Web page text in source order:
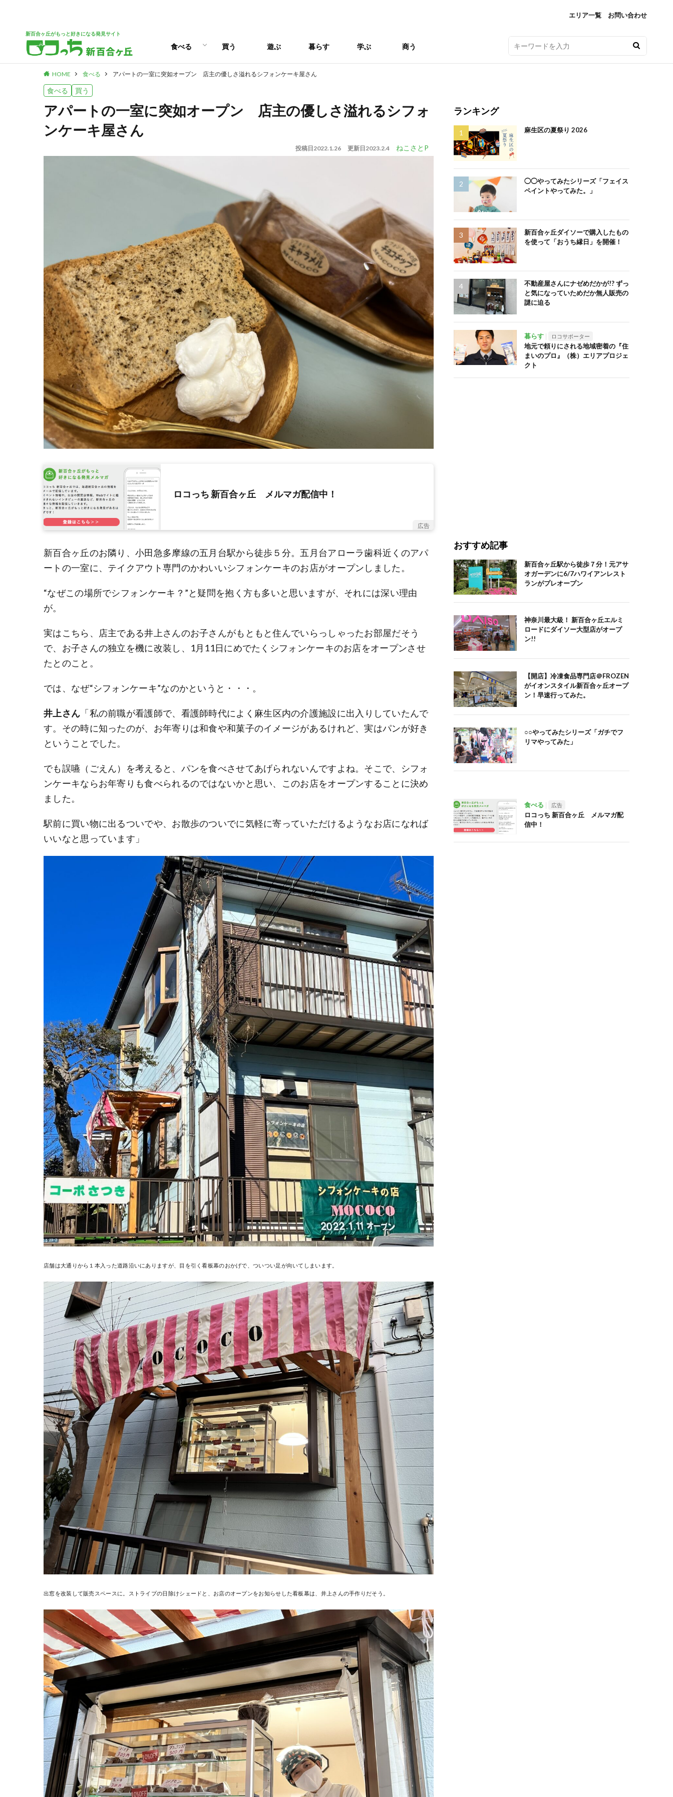
エリア一覧 お問い合わせ
新百合ヶ丘がもっと好きになる発見サイト
食べる
ランチ
スイーツ
買う 遊ぶ 暮らす 学ぶ 商う
HOME 食べる アパートの一室に突如オープン 店主の優しさ溢れるシフォンケーキ屋さん
食べる 買う
アパートの一室に突如オープン 店主の優しさ溢れるシフォ
ンケーキ屋さん
投稿日2022.1.26 更新日2023.2.4 ねこさとP
ロコっち 新百合ヶ丘 メルマガ配信中！
広告
新百合ヶ丘のお隣り、小田急多摩線の五月台駅から徒歩５分。五月台アローラ歯科近くのアパ
ートの一室に、テイクアウト専門のかわいいシフォンケーキのお店がオープンしました。
“なぜこの場所でシフォンケーキ？”と疑問を抱く方も多いと思いますが、それには深い理由
が。
実はこちら、店主である井上さんのお子さんがもともと住んでいらっしゃったお部屋だそう
で、お子さんの独立を機に改装し、1月11日にめでたくシフォンケーキのお店をオープンさせ
たとのこと。
では、なぜ“シフォンケーキ”なのかというと・・・。
井上さん 「私の前職が看護師で、看護師時代によく麻生区内の介護施設に出入りしていたんで
す。その時に知ったのが、お年寄りは和食や和菓子のイメージがあるけれど、実はパンが好き
ということでした。
でも誤嚥（ごえん）を考えると、パンを食べさせてあげられないんですよね。そこで、シフォ
ンケーキならお年寄りも食べられるのではないかと思い、このお店をオープンすることに決め
ました。
駅前に買い物に出るついでや、お散歩のついでに気軽に寄っていただけるようなお店になれば
いいなと思っています」
店舗は大通りから１本入った道路沿いにありますが、目を引く看板幕のおかげで、ついつい足が向いてしまいます。
出窓を改装して販売スペースに。ストライプの日除けシェードと、お店のオープンをお知らせした看板幕は、井上さんの手作りだそう。
ランキング
麻生区の夏祭り 2026
◯◯やってみたシリーズ「フェイス
ペイントやってみた。」
新百合ヶ丘ダイソーで購入したもの
を使って「おうち縁日」を開催！
不動産屋さんにナゼめだかが!? ずっ
と気になっていためだか無人販売の
謎に迫る
暮らす ロコサポーター
地元で頼りにされる地域密着の『住
まいのプロ』（株）エリアプロジェ
クト
おすすめ記事
新百合ヶ丘駅から徒歩７分！元アサ
オガーデンに6/7ハワイアンレスト
ランがプレオープン
神奈川最大級！ 新百合ヶ丘エルミ
ロードにダイソー大型店がオープ
ン!!
【開店】冷凍食品専門店＠FROZEN
がイオンスタイル新百合ヶ丘オープ
ン！早速行ってみた。
○○やってみたシリーズ「ガチでフ
リマやってみた」
食べる 広告
ロコっち 新百合ヶ丘 メルマガ配
信中！